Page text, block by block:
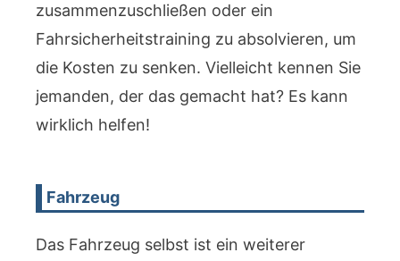
zusammenzuschließen oder ein
Fahrsicherheitstraining zu absolvieren, um
die Kosten zu senken. Vielleicht kennen Sie
jemanden, der das gemacht hat? Es kann
wirklich helfen!
Fahrzeug
Das Fahrzeug selbst ist ein weiterer